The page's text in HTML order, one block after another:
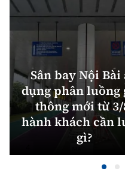
Sân bay Nội Bài
dụng phân luồng
thông mới từ
hành khách cần
gì?